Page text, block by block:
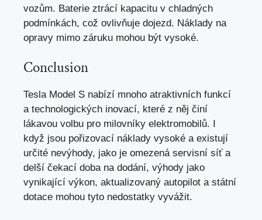
vozům. Baterie ztrácí kapacitu v chladných
podmínkách, což ovlivňuje dojezd. Náklady na
opravy mimo záruku mohou být vysoké.
Conclusion
Tesla Model S nabízí mnoho atraktivních funkcí
a technologických inovací, které z něj činí
lákavou volbu pro milovníky elektromobilů. I
když jsou pořizovací náklady vysoké a existují
určité nevýhody, jako je omezená servisní síť a
delší čekací doba na dodání, výhody jako
vynikající výkon, aktualizovaný autopilot a státní
dotace mohou tyto nedostatky vyvážit.